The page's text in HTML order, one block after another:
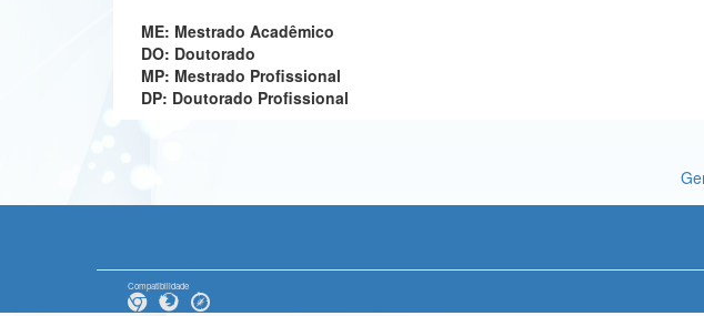
ME: Mestrado Acadêmico
DO: Doutorado
MP: Mestrado Profissional
DP: Doutorado Profissional
Compatibilidade